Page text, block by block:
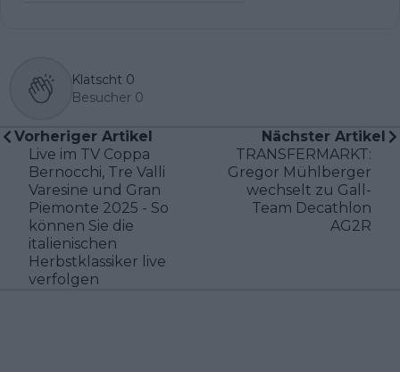
Klatscht 0
Besucher 0
Vorheriger Artikel
Live im TV Coppa
Bernocchi, Tre Valli
Varesine und Gran
Piemonte 2025 - So
können Sie die
italienischen
Herbstklassiker live
verfolgen
Nächster Artikel
TRANSFERMARKT:
Gregor Mühlberger
wechselt zu Gall-
Team Decathlon
AG2R